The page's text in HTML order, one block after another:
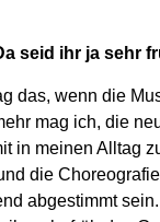
seid ihr ja sehr
das, wenn die
mag ich, die
in meinen Alltag
die
abgestimmt